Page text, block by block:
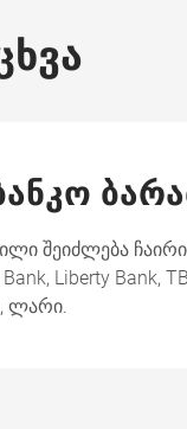
შეიძლება
Bank, Liberty Bank,
ლარი.